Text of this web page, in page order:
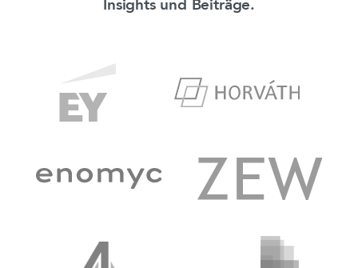
Insights und Beiträge.
Horváth & Partners
enomyc
ZEW
Alvarez & Marsal PWC